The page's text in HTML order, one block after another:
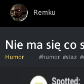
Remku
Nie ma się co
Humor #humor #staz